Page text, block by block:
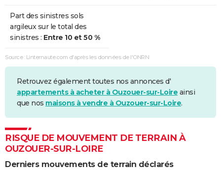
Part des sinistres sols
argileux sur le total des
sinistres : Entre 10 et 50 %
Source : Linternaute.com d'après les données de l'ONRN
Retrouvez également toutes nos annonces d'
appartements à acheter à Ouzouer-sur-Loire ainsi
que nos maisons à vendre à Ouzouer-sur-Loire.
RISQUE DE MOUVEMENT DE TERRAIN À
OUZOUER-SUR-LOIRE
Derniers mouvements de terrain déclarés